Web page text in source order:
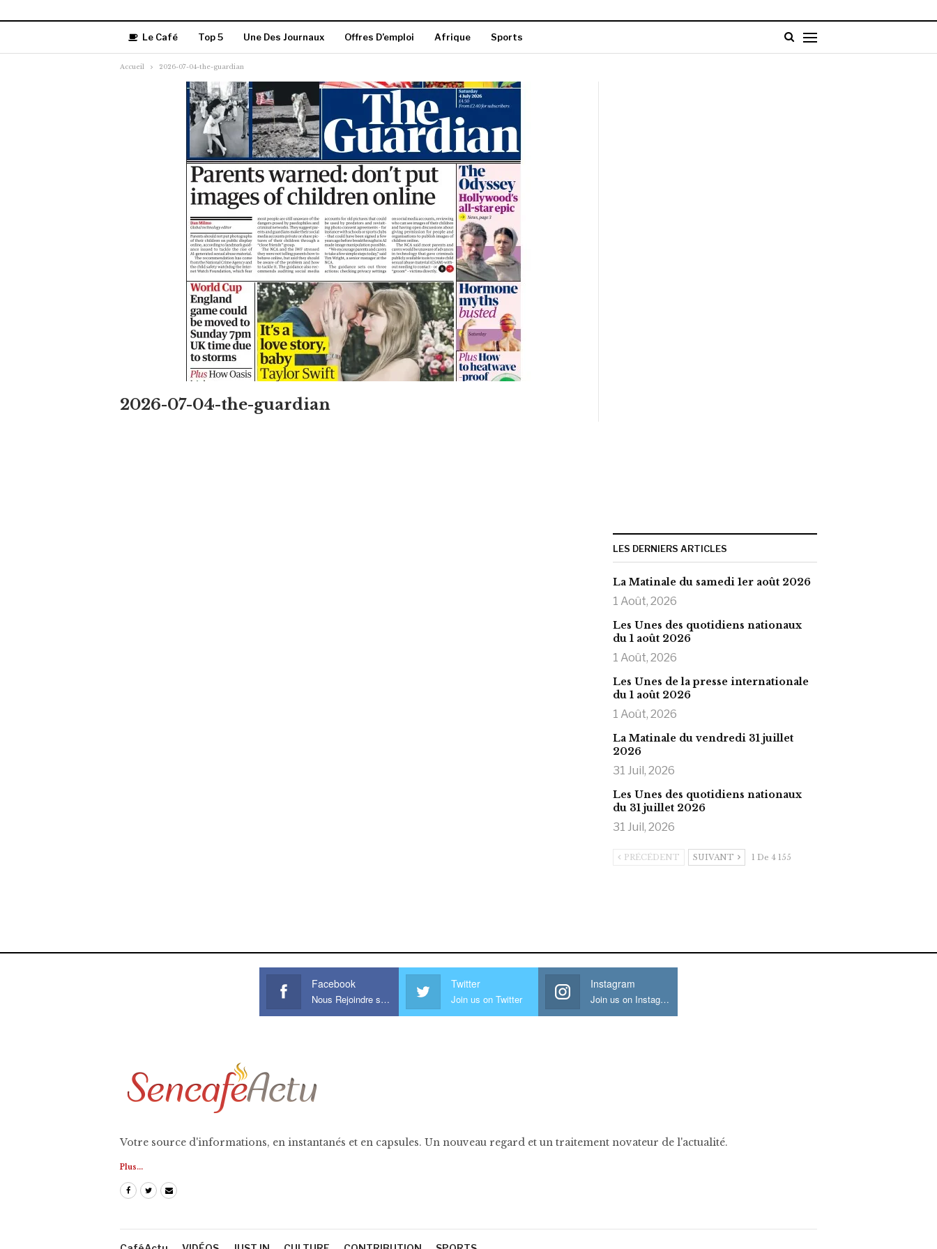
Le Café Top 5 Une Des Journaux Offres D’emploi Afrique Sports
Accueil 2026-07-04-the-guardian
2026-07-04-the-guardian
LES DERNIERS ARTICLES
La Matinale du samedi 1er août 2026
1 Août, 2026
Les Unes des quotidiens nationaux
du 1 août 2026
1 Août, 2026
Les Unes de la presse internationale
du 1 août 2026
1 Août, 2026
La Matinale du vendredi 31 juillet
2026
31 Juil, 2026
Les Unes des quotidiens nationaux
du 31 juillet 2026
31 Juil, 2026
PRÉCÉDENT SUIVANT 1 De 4 155
Facebook
Nous Rejoindre sur Facebook
Twitter
Join us on Twitter
Instagram
Join us on Instagram
Votre source d'informations, en instantanés et en capsules. Un nouveau regard et un traitement novateur de l'actualité.
Plus...